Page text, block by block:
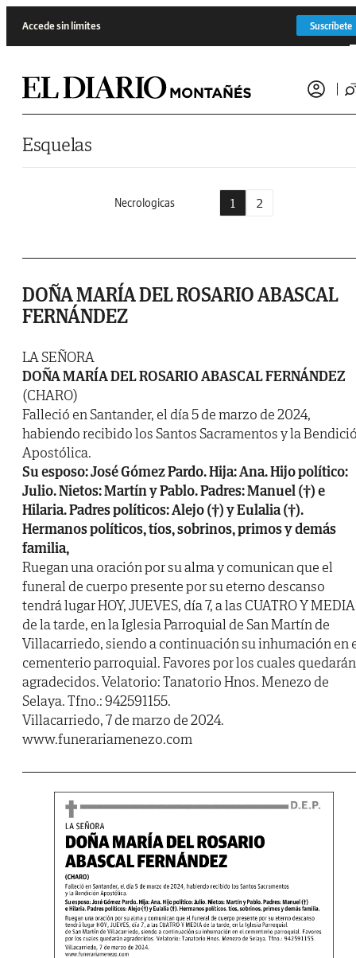
Accede sin límites Suscríbete
Esquelas
Necrologicas 1 2
DOÑA MARÍA DEL ROSARIO ABASCAL
FERNÁNDEZ
LA SEÑORA
DOÑA MARÍA DEL ROSARIO ABASCAL FERNÁNDEZ
(CHARO)
Falleció en Santander, el día 5 de marzo de 2024,
habiendo recibido los Santos Sacramentos y la
Apostólica.
Su esposo: José Gómez Pardo. Hija: Ana. Hijo político:
Julio. Nietos: Martín y Pablo. Padres: Manuel (†) e
Hilaria. Padres políticos: Alejo (†) y Eulalia (†).
Hermanos políticos, tíos, sobrinos, primos y demás
familia,
Ruegan una oración por su alma y comunican que el
funeral de cuerpo presente por su eterno descanso
tendrá lugar HOY, JUEVES, día 7, a las CUATRO Y MEDIA
de la tarde, en la Iglesia Parroquial de San Martín de
Villacarriedo, siendo a continuación su inhumación en
cementerio parroquial. Favores por los cuales quedarán
agradecidos. Velatorio: Tanatorio Hnos. Menezo de
Selaya. Tfno.: 942591155.
Villacarriedo, 7 de marzo de 2024.
www.funerariamenezo.com